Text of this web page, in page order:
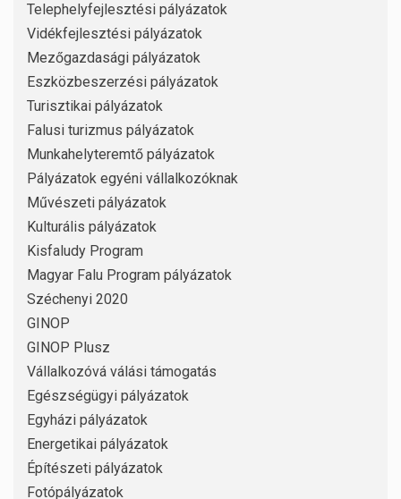
Telephelyfejlesztési pályázatok
Vidékfejlesztési pályázatok
Mezőgazdasági pályázatok
Eszközbeszerzési pályázatok
Turisztikai pályázatok
Falusi turizmus pályázatok
Munkahelyteremtő pályázatok
Pályázatok egyéni vállalkozóknak
Művészeti pályázatok
Kulturális pályázatok
Kisfaludy Program
Magyar Falu Program pályázatok
Széchenyi 2020
GINOP
GINOP Plusz
Vállalkozóvá válási támogatás
Egészségügyi pályázatok
Egyházi pályázatok
Energetikai pályázatok
Építészeti pályázatok
Fotópályázatok